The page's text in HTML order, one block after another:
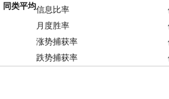
同类平均信息比率
月度胜率
涨势捕获率
跌势捕获率